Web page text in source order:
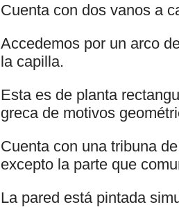
Cuenta con dos vanos a
Accedemos por un arco
la capilla.
Esta es de planta
greca de motivos
Cuenta con una tribuna
excepto la parte que
La pared está pintada